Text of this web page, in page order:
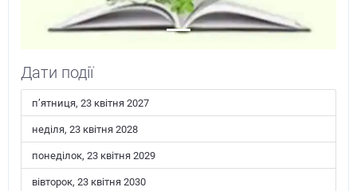
Дати події
пʼятниця, 23 квітня 2027
неділя, 23 квітня 2028
понеділок, 23 квітня 2029
вівторок, 23 квітня 2030